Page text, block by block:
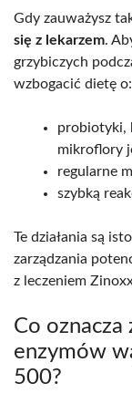
Gdy zauważysz
się z lekarzem.
grzybiczych
wzbogacić dietę o:
probiotyki,
mikroflory
regularne
szybką
Te działania są
zarządzania
z leczeniem
Co
enzymów
500?